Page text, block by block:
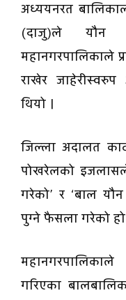
अध्ययनरत
(दाजु)ले यौन
महानगरपालिकाले
राखेर
थियो ।
जिल्ला अदालत
पोखरेलको
गरेको’ र ‘बाल यौन
पुग्ने फैसला गरेको हो
महानगरपालिकाले
गरिएका